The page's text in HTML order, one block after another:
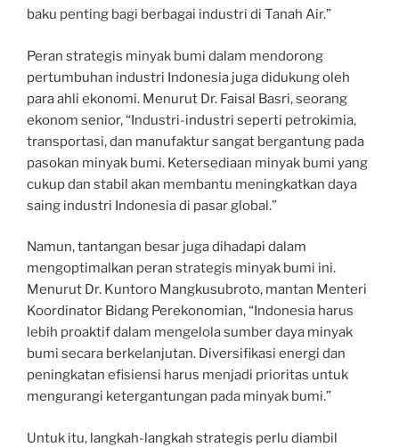
baku penting bagi berbagai industri di Tanah Air.”
Peran strategis minyak bumi dalam mendorong
pertumbuhan industri Indonesia juga didukung oleh
para ahli ekonomi. Menurut Dr. Faisal Basri, seorang
ekonom senior, “Industri-industri seperti petrokimia,
transportasi, dan manufaktur sangat bergantung pada
pasokan minyak bumi. Ketersediaan minyak bumi yang
cukup dan stabil akan membantu meningkatkan daya
saing industri Indonesia di pasar global.”
Namun, tantangan besar juga dihadapi dalam
mengoptimalkan peran strategis minyak bumi ini.
Menurut Dr. Kuntoro Mangkusubroto, mantan Menteri
Koordinator Bidang Perekonomian, “Indonesia harus
lebih proaktif dalam mengelola sumber daya minyak
bumi secara berkelanjutan. Diversifikasi energi dan
peningkatan efisiensi harus menjadi prioritas untuk
mengurangi ketergantungan pada minyak bumi.”
Untuk itu, langkah-langkah strategis perlu diambil